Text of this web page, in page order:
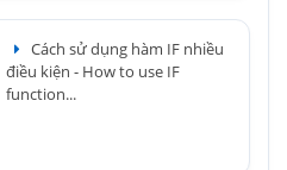
Cách sử dụng hàm IF nhiều
điều kiện - How to use IF
function...